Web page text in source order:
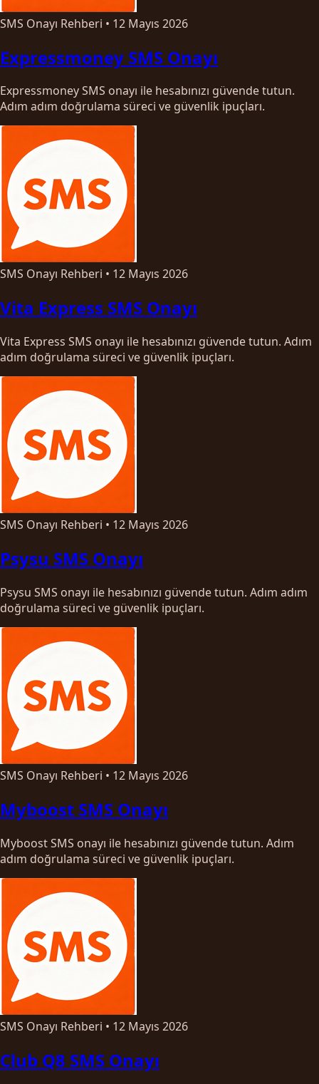
SMS Onayı Rehberi • 12 Mayıs 2026
Expressmoney SMS Onayı
Expressmoney SMS onayı ile hesabınızı güvende tutun.
Adım adım doğrulama süreci ve güvenlik ipuçları.
SMS Onayı Rehberi • 12 Mayıs 2026
Vita Express SMS Onayı
Vita Express SMS onayı ile hesabınızı güvende tutun. Adım
adım doğrulama süreci ve güvenlik ipuçları.
SMS Onayı Rehberi • 12 Mayıs 2026
Psysu SMS Onayı
Psysu SMS onayı ile hesabınızı güvende tutun. Adım adım
doğrulama süreci ve güvenlik ipuçları.
SMS Onayı Rehberi • 12 Mayıs 2026
Myboost SMS Onayı
Myboost SMS onayı ile hesabınızı güvende tutun. Adım
adım doğrulama süreci ve güvenlik ipuçları.
SMS Onayı Rehberi • 12 Mayıs 2026
Club Q8 SMS Onayı